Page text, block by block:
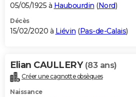
05/05/1925 à Haubourdin (Nord)
Décès
15/02/2020 à Liévin (Pas-de-Calais)
Elian CAULLERY (83 ans)
Créer une cagnotte obsèques
Naissance